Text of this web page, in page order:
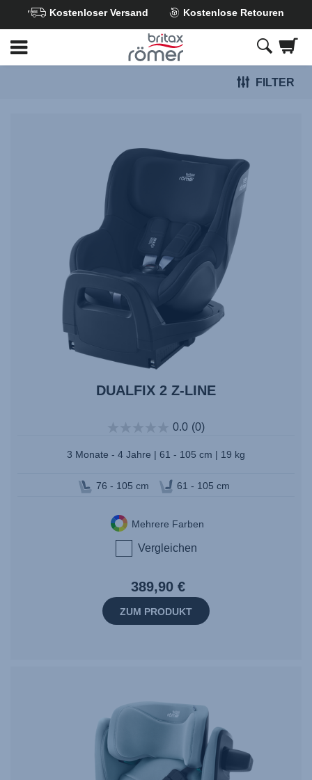
Hauptinhalt
springen
Kostenloser Versand Kostenlose Retouren
FILTER
DUALFIX 2 Z-LINE
0.0 (0)
3 Monate - 4 Jahre | 61 - 105 cm | 19 kg
76 - 105 cm 61 - 105 cm
Mehrere Farben
Vergleichen
389,90 €
ZUM PRODUKT